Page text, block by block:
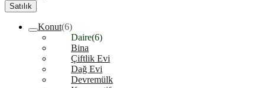
Satılık
Konut(6)
Daire(6)
Bina
Çiftlik Evi
Dağ Evi
Devremülk